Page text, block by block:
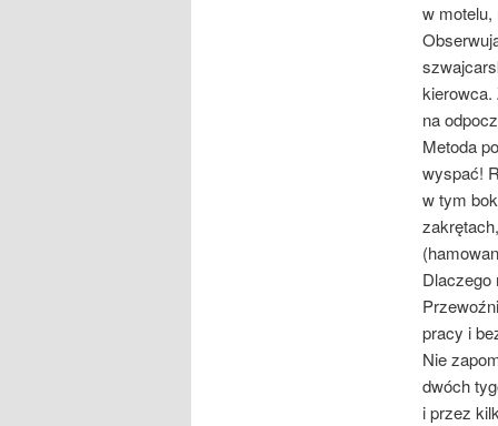
w motelu,
kierowca.
na
Metoda
wyspać!
w tym
Dlaczego
pracy i
Nie
dwóch
i przez